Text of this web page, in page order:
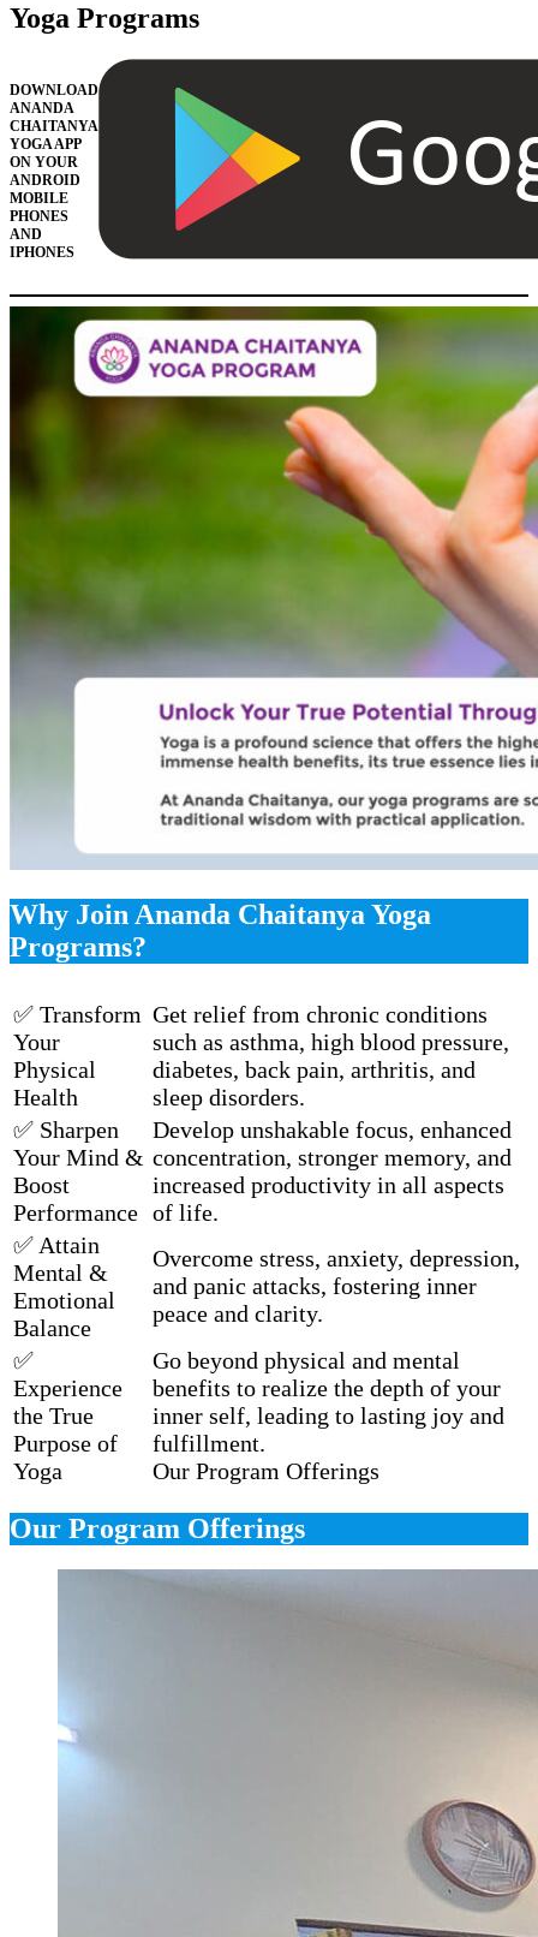
Yoga Programs
DOWNLOAD
ANANDA
CHAITANYA
YOGA APP
ON YOUR
ANDROID
MOBILE
PHONES
AND
IPHONES
Why Join Ananda Chaitanya Yoga
Programs?
✅ Transform
Your
Physical
Health
Get relief from chronic conditions
such as asthma, high blood pressure,
diabetes, back pain, arthritis, and
sleep disorders.
✅ Sharpen
Your Mind &
Boost
Performance
Develop unshakable focus, enhanced
concentration, stronger memory, and
increased productivity in all aspects
of life.
✅ Attain
Mental &
Emotional
Balance
Overcome stress, anxiety, depression,
and panic attacks, fostering inner
peace and clarity.
✅
Experience
the True
Purpose of
Yoga
Go beyond physical and mental
benefits to realize the depth of your
inner self, leading to lasting joy and
fulfillment.
Our Program Offerings
Our Program Offerings